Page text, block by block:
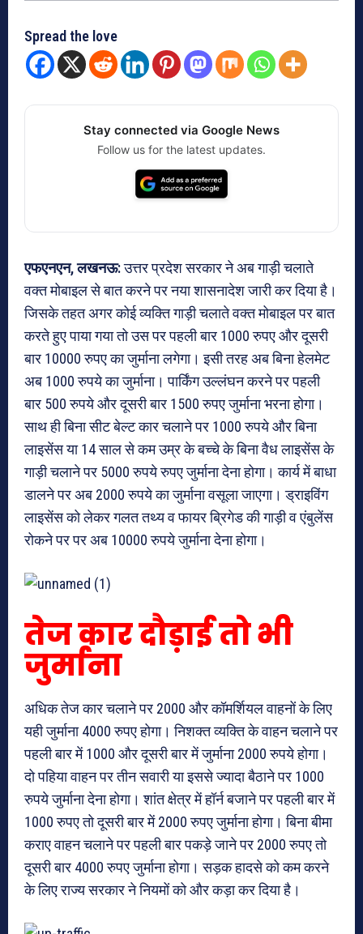
Spread the love
Stay connected via Google News
Follow us for the latest updates.
एफएनएन, लखनऊ:उत्तर प्रदेश सरकार ने अब गाड़ी चलाते
वक्त मोबाइल से बात करने पर नया शासनादेश जारी कर दिया है।
जिसके तहत अगर कोई व्यक्ति गाड़ी चलाते वक्त मोबाइल पर बात
करते हुए पाया गया तो उस पर पहली बार 1000 रुपए और दूसरी
बार 10000 रुपए का जुर्माना लगेगा। इसी तरह अब बिना हेलमेट
अब 1000 रुपये का जुर्माना। पार्किंग उल्लंघन करने पर पहली
बार 500 रुपये और दूसरी बार 1500 रुपए जुर्माना भरना होगा।
साथ ही बिना सीट बेल्ट कार चलाने पर 1000 रुपये और बिना
लाइसेंस या 14 साल से कम उम्र के बच्चे के बिना वैध लाइसेंस के
गाड़ी चलाने पर 5000 रुपये रुपए जुर्माना देना होगा। कार्य में बाधा
डालने पर अब 2000 रुपये का जुर्माना वसूला जाएगा। ड्राइविंग
लाइसेंस को लेकर गलत तथ्य व फायर ब्रिगेड की गाड़ी व एंबुलेंस
रोकने पर पर अब 10000 रुपये जुर्माना देना होगा।
तेज कार दौड़ाई तो भी
जुर्माना
अधिक तेज कार चलाने पर 2000 और कॉमर्शियल वाहनों के लिए
यही जुर्माना 4000 रुपए होगा। निशक्त व्यक्ति के वाहन चलाने पर
पहली बार में 1000 और दूसरी बार में जुर्माना 2000 रुपये होगा।
दो पहिया वाहन पर तीन सवारी या इससे ज्यादा बैठाने पर 1000
रुपये जुर्माना देना होगा। शांत क्षेत्र में हॉर्न बजाने पर पहली बार में
1000 रुपए तो दूसरी बार में 2000 रुपए जुर्माना होगा। बिना बीमा
कराए वाहन चलाने पर पहली बार पकड़े जाने पर 2000 रुपए तो
दूसरी बार 4000 रुपए जुर्माना होगा। सड़क हादसे को कम करने
के लिए राज्य सरकार ने नियमों को और कड़ा कर दिया है।